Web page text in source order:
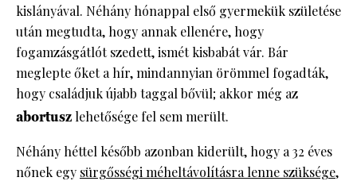
kislányával. Néhány hónappal első gyermekük születése
után megtudta, hogy annak ellenére, hogy
fogamzásgátlót szedett, ismét kisbabát vár. Bár
meglepte őket a hír, mindannyian örömmel fogadták,
hogy családjuk újabb taggal bővül; akkor még az
abortusz lehetősége fel sem merült.
Néhány héttel később azonban kiderült, hogy a 32 éves
nőnek egy sürgősségi méheltávolításra lenne szüksége,